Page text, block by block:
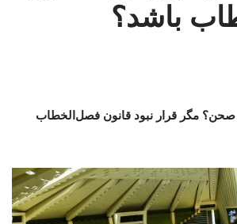
باشد؟
مگر قرار نبود قانون فصل‌الخطاب